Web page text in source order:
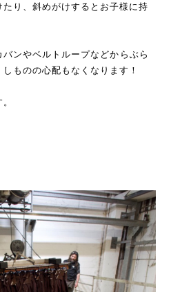
り、斜めがけするとお子様に持
ンやベルトループなどからぶら
ものの心配もなくなります！